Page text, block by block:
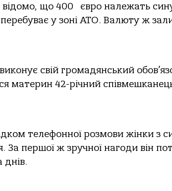
відомо, що 400 євро належать
перебуває у зоні АТО. Валюту ж
свій громадянський
материн 42-річний
телефонної розмови жінки з
першої ж зручної нагоди він
днів.